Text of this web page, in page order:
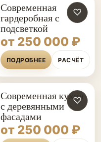
♡
Современная
гардеробная с
подсветкой
от 250 000 ₽
ПОДРОБНЕЕ РАСЧЁТ
♡
Современная кухня
с деревянными
фасадами
от 250 000 ₽